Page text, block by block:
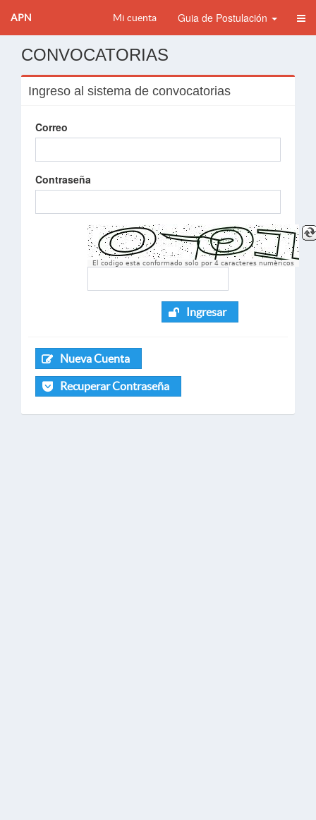
APN Mi cuenta Guia de Postulación
CONVOCATORIAS
Ingreso al sistema de convocatorias
Correo
Contraseña
El codigo esta conformado solo por 4 caracteres numèricos
Ingresar
Nueva Cuenta
Recuperar Contraseña